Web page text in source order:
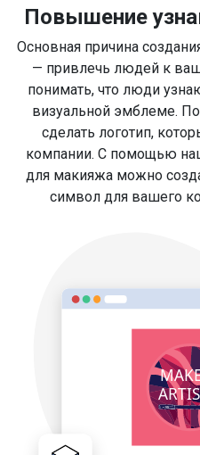
Повышение
Основная причина
— привлечь людей к
понимать, что люди
визуальной эмблеме.
сделать логотип,
компании. С помощью
для макияжа можно
символ для вашего